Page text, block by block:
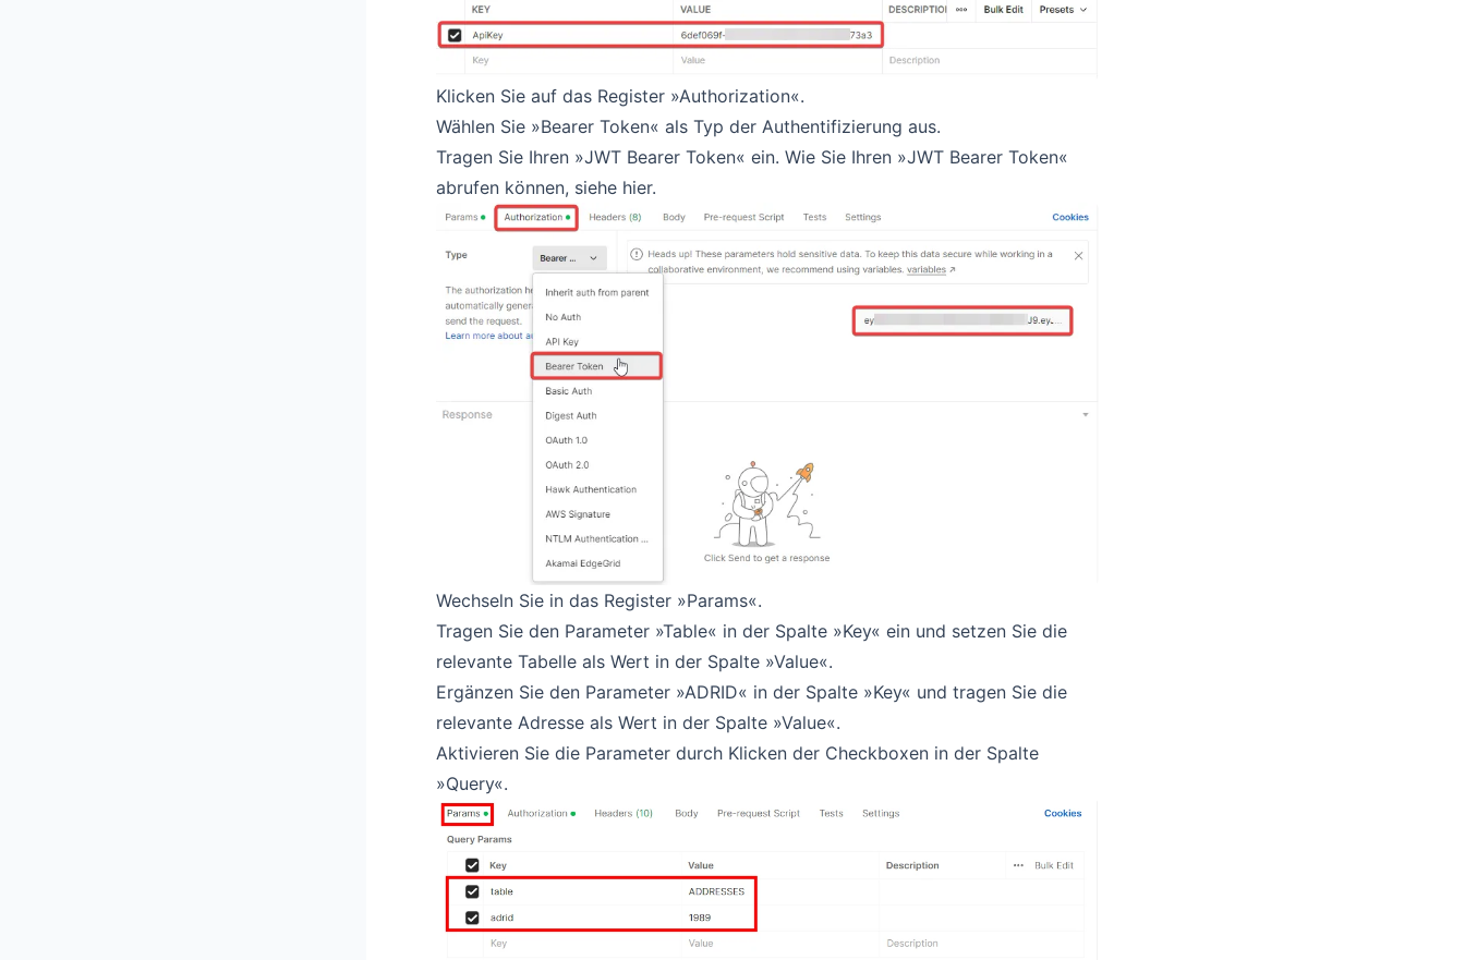
Klicken Sie auf das Register »Authorization«.
Wählen Sie »Bearer Token« als Typ der Authentifizierung aus.
Tragen Sie Ihren »JWT Bearer Token« ein. Wie Sie Ihren »JWT Bearer Token«
abrufen können, siehe hier.
Wechseln Sie in das Register »Params«.
Tragen Sie den Parameter »Table« in der Spalte »Key« ein und setzen Sie die
relevante Tabelle als Wert in der Spalte »Value«.
Ergänzen Sie den Parameter »ADRID« in der Spalte »Key« und tragen Sie die
relevante Adresse als Wert in der Spalte »Value«.
Aktivieren Sie die Parameter durch Klicken der Checkboxen in der Spalte
»Query«.